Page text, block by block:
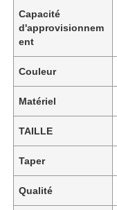
Capacité
d'approvisionnem
ent
Couleur
Matériel
TAILLE
Taper
Qualité